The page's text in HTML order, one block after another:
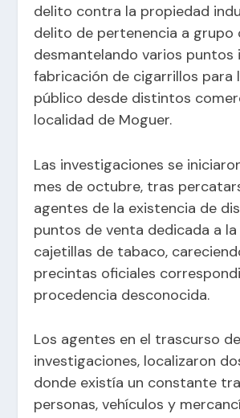
delito contra la propiedad
delito de pertenencia a grupo
desmantelando varios puntos
fabricación de cigarrillos para
público desde distintos
localidad de Moguer.
Las investigaciones se
mes de octubre, tras
agentes de la existencia de
puntos de venta dedicada a
cajetillas de tabaco,
precintas oficiales
procedencia desconocida.
Los agentes en el trascurso
investigaciones, localizaron
donde existía un constante
personas, vehículos y